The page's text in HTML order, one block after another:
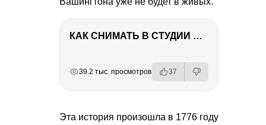
КАК СНИМАТЬ В СТУДИИ СО ВСПЫШКАМИ
39.2 тыс. просмотров 37
Эта история произошла в 1776 году